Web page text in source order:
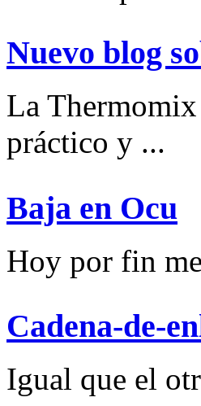
Nuevo blog
La Thermomix
práctico y ...
Baja en Ocu
Hoy por fin
Cadena-de-
Igual que el